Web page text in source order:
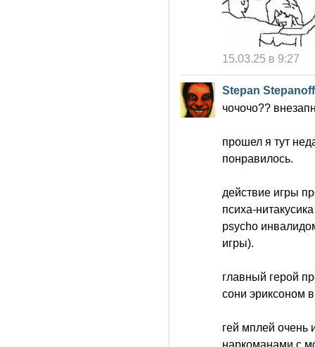
15.03.25 в 9:27
Stepan Stepanoff
чочочо??
прошел я тут
понравилось.
действие игры
психа-
psycho
игры).
главный герой
сони эриксоном
гей мплей очень
наркоманами с